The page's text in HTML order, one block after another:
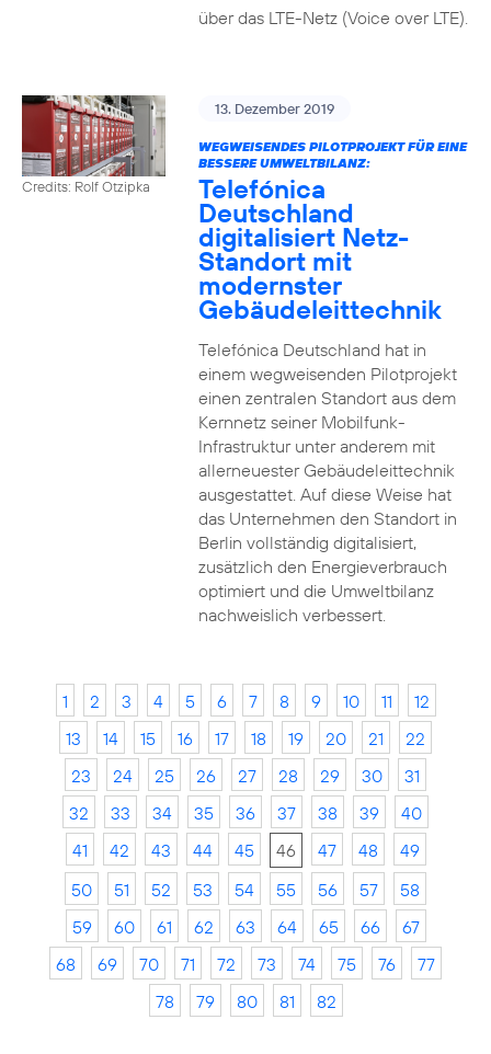
über das LTE-Netz (Voice over LTE).
Credits: Rolf Otzipka
13. Dezember 2019
WEGWEISENDES PILOTPROJEKT FÜR EINE
BESSERE UMWELTBILANZ:
Telefónica
Deutschland
digitalisiert Netz-
Standort mit
modernster
Gebäudeleittechnik
Telefónica Deutschland hat in
einem wegweisenden Pilotprojekt
einen zentralen Standort aus dem
Kernnetz seiner Mobilfunk-
Infrastruktur unter anderem mit
allerneuester Gebäudeleittechnik
ausgestattet. Auf diese Weise hat
das Unternehmen den Standort in
Berlin vollständig digitalisiert,
zusätzlich den Energieverbrauch
optimiert und die Umweltbilanz
nachweislich verbessert.
1 2 3 4 5 6 7 8 9 10 11
12
13
14 15 16 17 18 19 20 21
22
23
24 25 26 27 28 29 30
31
32
33 34 35 36 37 38 39
40
41
42 43 44 45 46 47 48
49
50
51 52 53 54 55 56 57
58
59
60 61 62 63 64 65 66
67
68
69 70 71 72 73 74 75 76
77
78
79 80 81 82